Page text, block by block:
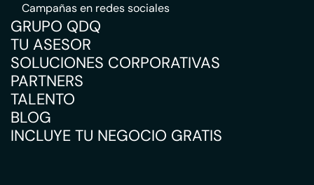
Campañas en redes sociales
GRUPO QDQ
TU ASESOR
SOLUCIONES CORPORATIVAS
PARTNERS
TALENTO
BLOG
INCLUYE TU NEGOCIO GRATIS